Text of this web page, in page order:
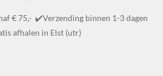
t
e
r
t
e
r
t
e
r
t
e
r
m
e
n
€ 75,- ✔️Verzending binnen 1-3 dagen
afhalen in Elst (utr)